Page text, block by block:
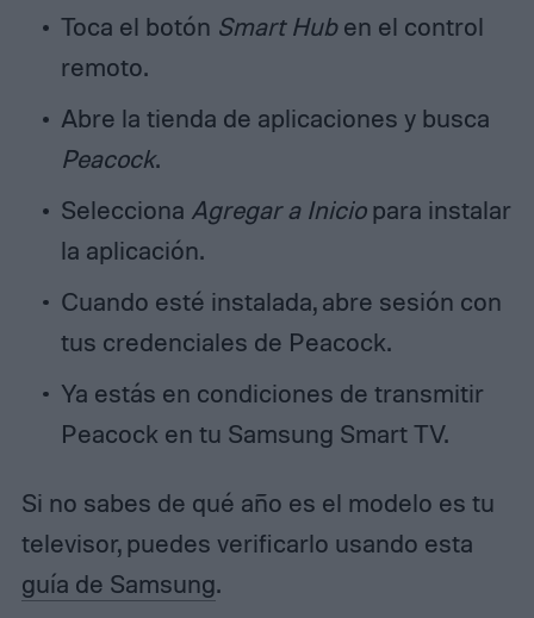
Toca el botón Smart Huben el control
remoto.
Abre la tienda de aplicaciones y busca
Peacock.
Selecciona Agregar a Iniciopara instalar
la aplicación.
Cuando esté instalada, abre sesión con
tus credenciales de Peacock.
Ya estás en condiciones de transmitir
Peacock en tu Samsung Smart TV.
Si no sabes de qué año es el modelo es tu
televisor, puedes verificarlo usando esta
guía de Samsung.